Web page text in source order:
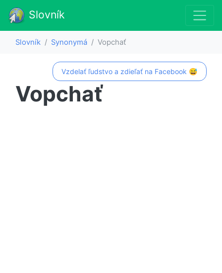
Slovník
Slovník Synonymá Vopchať
Vzdelať ľudstvo a zdieľať na Facebook 😅
Vopchať